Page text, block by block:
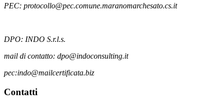
PEC: protocollo@pec.comune.maranomarchesato.cs.it
DPO: INDO S.r.l.s.
mail di contatto: dpo@indoconsulting.it
pec:indo@mailcertificata.biz
Contatti